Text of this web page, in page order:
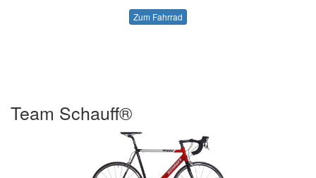
Zum Fahrrad
Team Schauff®